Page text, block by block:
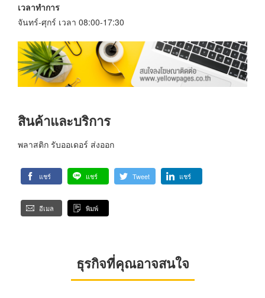
เวลาทำการ
จันทร์-ศุกร์ เวลา 08:00-17:30
สินค้าและบริการ
พลาสติก รับออเดอร์ ส่งออก
แชร์ แชร์ Tweet แชร์
อีเมล พิมพ์
ธุรกิจที่คุณอาจสนใจ